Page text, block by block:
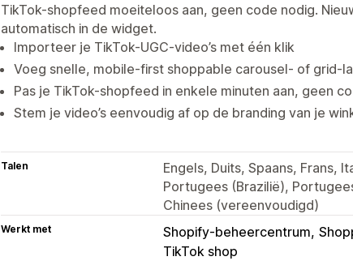
TikTok-shopfeed moeiteloos aan, geen code nodig.
automatisch in de widget.
Importeer je TikTok-UGC-video’s met één klik
Voeg snelle, mobile-first shoppable carousel- of grid-
Pas je TikTok-shopfeed in enkele minuten aan, geen
Stem je video’s eenvoudig af op de branding van je
Talen
Engels, Duits, Spaans, Frans,
Portugees (Brazilië),
Chinees (vereenvoudigd)
Werkt met Shopify-beheercentrum
TikTok shop